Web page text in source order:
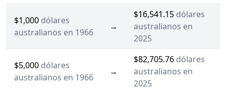
$1,000 dólares
australianos en 1966
→
$16,541.15 dólares
australianos en
2025
$5,000 dólares
australianos en 1966
→
$82,705.76 dólares
australianos en
2025